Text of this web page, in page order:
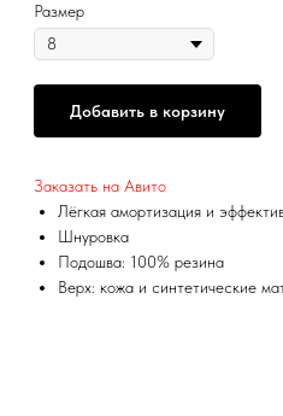
Размер
Добавить в корзину
Заказать на Авито
Лёгкая амортизация и
Шнуровка
Подошва: 100% резина
Верх: кожа и синтетические